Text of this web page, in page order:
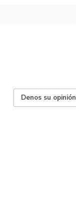
Denos su opinión